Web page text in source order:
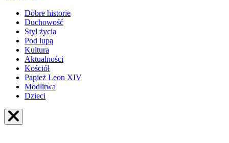
Dobre historie
Duchowość
Styl życia
Pod lupą
Kultura
Aktualności
Kościół
Papież Leon XIV
Modlitwa
Dzieci